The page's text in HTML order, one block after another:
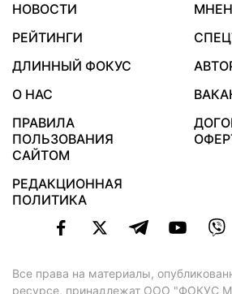
НОВОСТИ
РЕЙТИНГИ
ДЛИННЫЙ ФОКУС
О НАС
ПРАВИЛА
ПОЛЬЗОВАНИЯ
САЙТОМ
РЕДАКЦИОННАЯ
ПОЛИТИКА
Все права на материалы,
ресурсе, принадлежат ООО "ФОКУС